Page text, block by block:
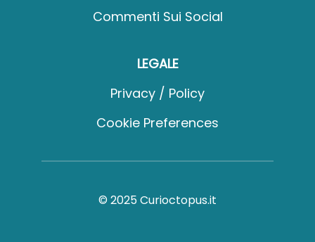
Commenti Sui Social
LEGALE
Privacy / Policy
Cookie Preferences
© 2025 Curioctopus.it